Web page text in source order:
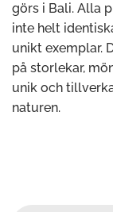
görs i Bali. Alla
inte helt
unikt exemplar.
på storlekar,
unik och
naturen.